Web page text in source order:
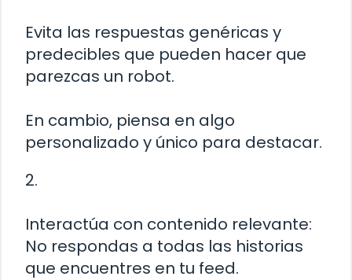
Evita las respuestas genéricas y
predecibles que pueden hacer que
parezcas un robot.
En cambio, piensa en algo
personalizado y único para destacar.
2.
Interactúa con contenido relevante:
No respondas a todas las historias
que encuentres en tu feed.